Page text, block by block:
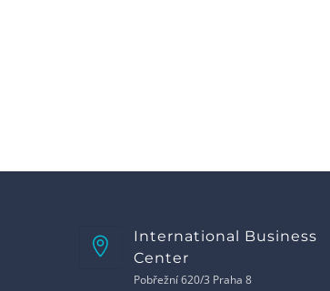
International Business
Center
Pobřežní 620/3 Praha 8